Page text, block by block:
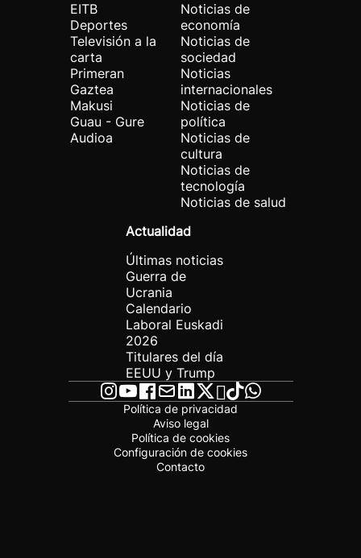
EITB
Deportes
Televisión a la
carta
Primeran
Gaztea
Makusi
Guau - Gure
Audioa
Noticias de
economía
Noticias de
sociedad
Noticias
internacionales
Noticias de
política
Noticias de
cultura
Noticias de
tecnología
Noticias de salud
Actualidad
Últimas noticias
Guerra de
Ucrania
Calendario
Laboral Euskadi
2026
Titulares del día
EEUU y Trump
Política de privacidad
Aviso legal
Política de cookies
Configuración de cookies
Contacto